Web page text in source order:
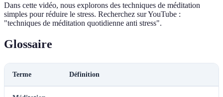
Dans cette vidéo, nous explorons des techniques de méditation
simples pour réduire le stress. Recherchez sur YouTube :
"techniques de méditation quotidienne anti stress".
Glossaire
Terme Définition